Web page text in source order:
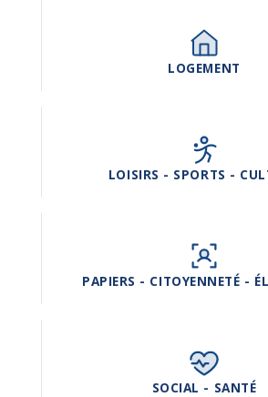
LOGEMENT
LOISIRS - SPORTS -
PAPIERS - CITOYENNETÉ -
SOCIAL - SANTÉ